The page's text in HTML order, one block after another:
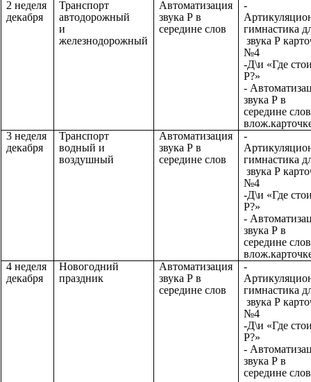
2 неделя
декабря
Транспорт
автодорожный
и
железнодорожный
Автоматизация
звука Р в
середине слов
-
гимнастика
звука Р
№4
-Д\и «Где
Р?»
-
звука Р в
середине
3 неделя
декабря
Транспорт
водный и
воздушный
Автоматизация
звука Р в
середине слов
-
гимнастика
звука Р
№4
-Д\и «Где
Р?»
-
звука Р в
середине
4 неделя
декабря
Новогодний
праздник
Автоматизация
звука Р в
середине слов
-
гимнастика
звука Р
№4
-Д\и «Где
Р?»
-
звука Р в
середине